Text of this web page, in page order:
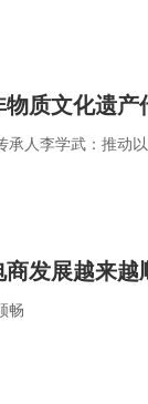
质文化遗
人李学武：推动
发展越来越
畅